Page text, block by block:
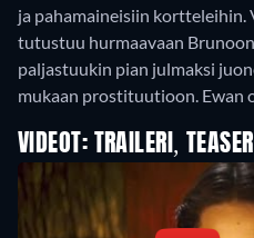
ja pahamaineisiin kortteleihin.
tutustuu hurmaavaan
paljastuukin pian julmaksi
mukaan prostituutioon. Ewan
VIDEOT: TRAILERI,